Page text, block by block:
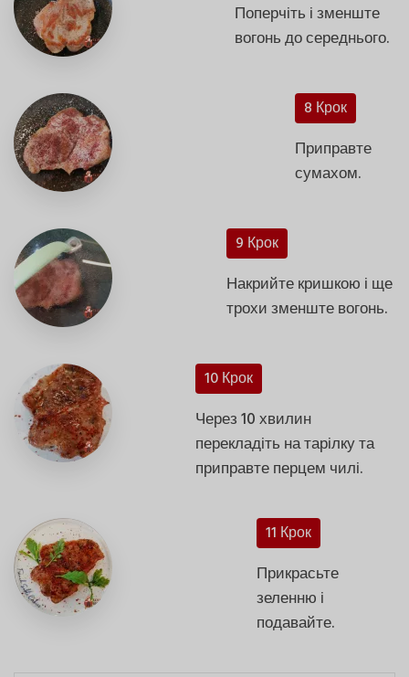
Поперчіть і зменште
вогонь до середнього.
8 Крок
Приправте
сумахом.
9 Крок
Накрийте кришкою і ще
трохи зменште вогонь.
10 Крок
Через 10 хвилин
перекладіть на тарілку та
приправте перцем чилі.
11 Крок
Прикрасьте
зеленню і
подавайте.